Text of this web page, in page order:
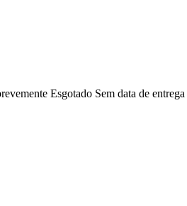
Esgotado Sem data de entrega